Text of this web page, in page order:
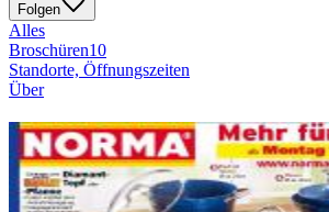
Folgen
Alles
Broschüren10
Standorte, Öffnungszeiten
Über